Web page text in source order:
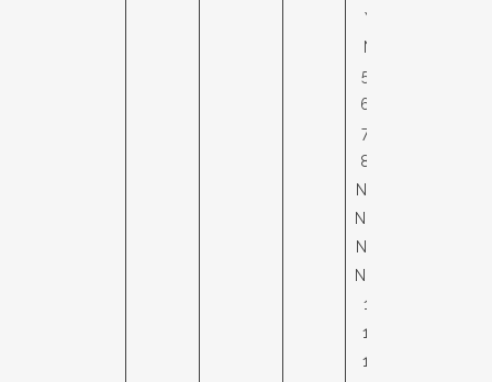
YTR,
NTR,
50TR,
60TR,
70TR,
80TR,
N50TR,
N60TR,
N70TR,
N80TR,
11TR,
13TR,
15TR,